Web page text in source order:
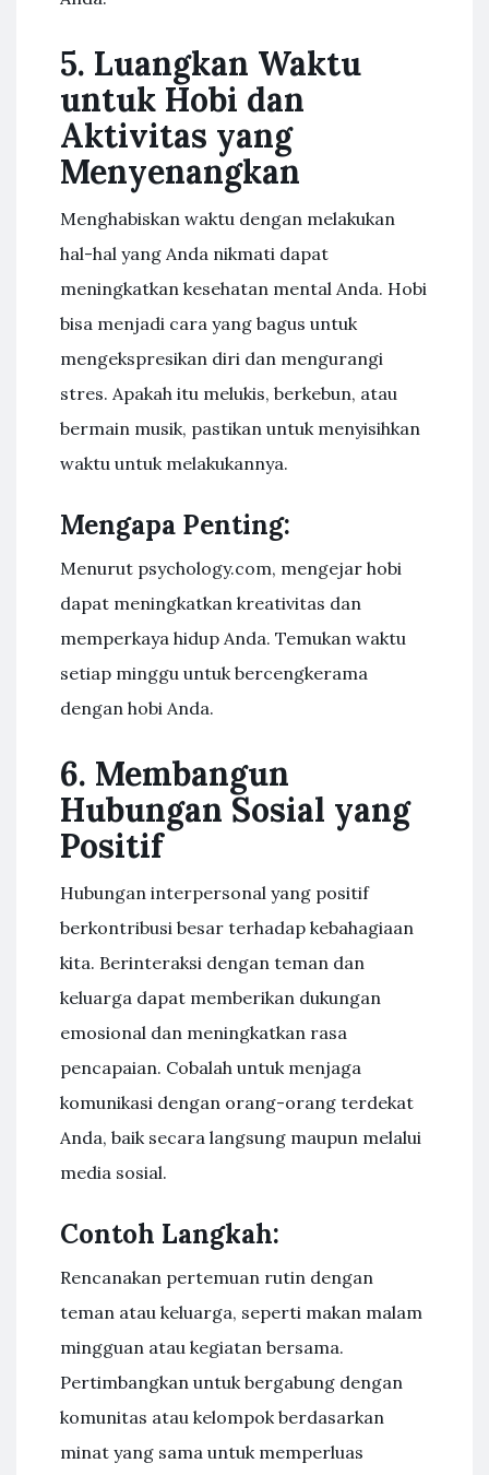
5. Luangkan Waktu
untuk Hobi dan
Aktivitas yang
Menyenangkan
Menghabiskan waktu dengan melakukan
hal-hal yang Anda nikmati dapat
meningkatkan kesehatan mental Anda. Hobi
bisa menjadi cara yang bagus untuk
mengekspresikan diri dan mengurangi
stres. Apakah itu melukis, berkebun, atau
bermain musik, pastikan untuk menyisihkan
waktu untuk melakukannya.
Mengapa Penting:
Menurut psychology.com, mengejar hobi
dapat meningkatkan kreativitas dan
memperkaya hidup Anda. Temukan waktu
setiap minggu untuk bercengkerama
dengan hobi Anda.
6. Membangun
Hubungan Sosial yang
Positif
Hubungan interpersonal yang positif
berkontribusi besar terhadap kebahagiaan
kita. Berinteraksi dengan teman dan
keluarga dapat memberikan dukungan
emosional dan meningkatkan rasa
pencapaian. Cobalah untuk menjaga
komunikasi dengan orang-orang terdekat
Anda, baik secara langsung maupun melalui
media sosial.
Contoh Langkah:
Rencanakan pertemuan rutin dengan
teman atau keluarga, seperti makan malam
mingguan atau kegiatan bersama.
Pertimbangkan untuk bergabung dengan
komunitas atau kelompok berdasarkan
minat yang sama untuk memperluas